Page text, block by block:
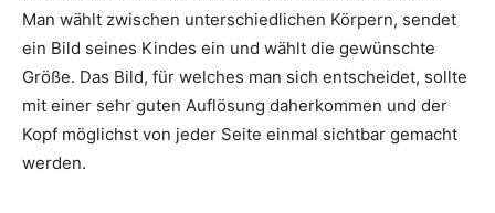
Man wählt zwischen unterschiedlichen Körpern, sendet
ein Bild seines Kindes ein und wählt die gewünschte
Größe. Das Bild, für welches man sich entscheidet, sollte
mit einer sehr guten Auflösung daherkommen und der
Kopf möglichst von jeder Seite einmal sichtbar gemacht
werden.